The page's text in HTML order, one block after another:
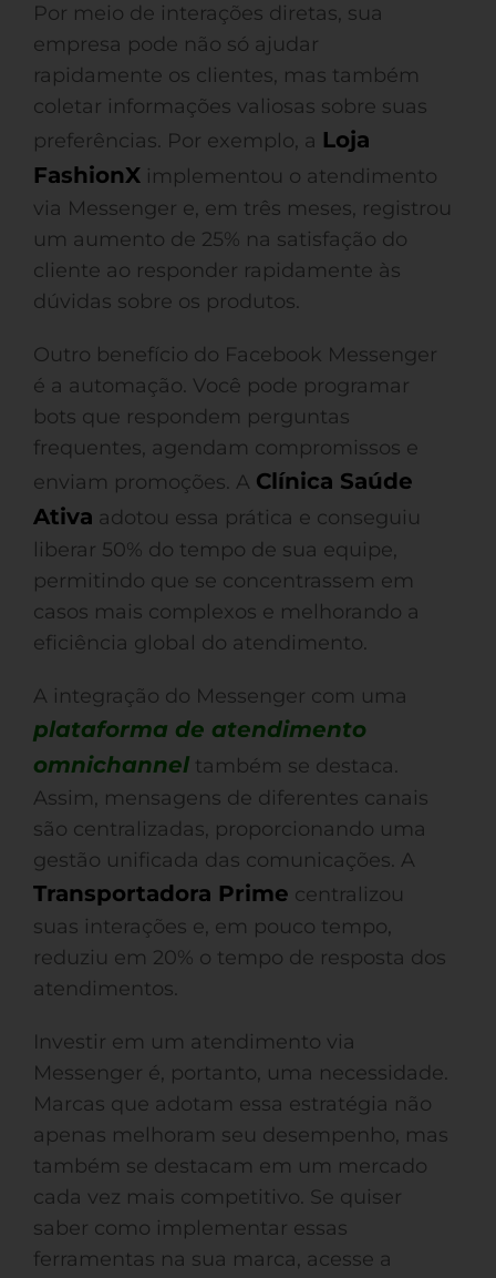
Por meio de interações diretas, sua
empresa pode não só ajudar
rapidamente os clientes, mas também
coletar informações valiosas sobre suas
preferências. Por exemplo, a Loja
FashionX implementou o atendimento
via Messenger e, em três meses, registrou
um aumento de 25% na satisfação do
cliente ao responder rapidamente às
dúvidas sobre os produtos.
Outro benefício do Facebook Messenger
é a automação. Você pode programar
bots que respondem perguntas
frequentes, agendam compromissos e
enviam promoções. A Clínica Saúde
Ativa adotou essa prática e conseguiu
liberar 50% do tempo de sua equipe,
permitindo que se concentrassem em
casos mais complexos e melhorando a
eficiência global do atendimento.
A integração do Messenger com uma
plataforma de atendimento
omnichannel também se destaca.
Assim, mensagens de diferentes canais
são centralizadas, proporcionando uma
gestão unificada das comunicações. A
Transportadora Prime centralizou
suas interações e, em pouco tempo,
reduziu em 20% o tempo de resposta dos
atendimentos.
Investir em um atendimento via
Messenger é, portanto, uma necessidade.
Marcas que adotam essa estratégia não
apenas melhoram seu desempenho, mas
também se destacam em um mercado
cada vez mais competitivo. Se quiser
saber como implementar essas
ferramentas na sua marca, acesse a